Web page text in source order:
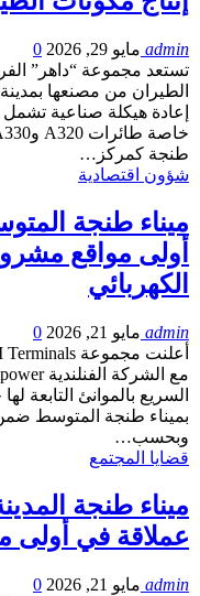
admin مايو 29, 2026
0
تستعد مجموعة “داهر”
الطيران من مصنعها
إعادة هيكلة صناعية
طنجة كمركز…
شؤون اقتصادية
أولى مواقع
الكهربائي
admin مايو 21, 2026
0
بميناء طنجة المتوسط
وبحسب…
قضايا المجتمع
ميناء طنجة
عملاقة في أولى
admin مايو 21, 2026
0